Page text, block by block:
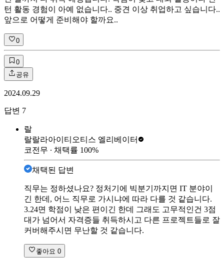
턴 활동 경험이 아예 없습니다.. 중견 이상 취업하고 싶습니다..
앞으로 어떻게 준비해야 할까요..
0
0
공유
2024.09.29
답변 7
랄
랄랄라아이티 오티스 엘리베이터
코전무 ∙ 채택률 100%
채택된 답변
직무는 정하셨나요? 정처기에 빅분기까지면 IT 분야이
긴 한데, 어느 직무로 가시냐에 따라 다를 것 같습니다.
3.24면 학점이 낮은 편이긴 한데 그래도 고무적인건 3점
대가 넘어서 자격증들 취득하시고 다른 프로젝트들로 잘
커버해주시면 무난할 것 같습니다.
좋아요 0